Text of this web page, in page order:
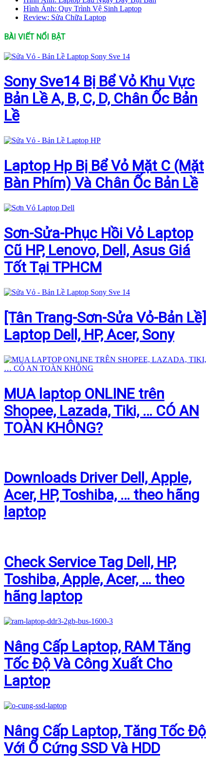
Hình Ảnh: Quy Trình Vệ Sinh Laptop
Review: Sửa Chữa Laptop
BÀI VIẾT NỔI BẬT
Sony Sve14 Bị Bể Vỏ Khu Vực
Bản Lề A, B, C, D, Chân Ốc Bản
Lề
Laptop Hp Bị Bể Vỏ Mặt C (Mặt
Bàn Phím) Và Chân Ốc Bản Lề
Sơn-Sửa-Phục Hồi Vỏ Laptop
Cũ HP, Lenovo, Dell, Asus Giá
Tốt Tại TPHCM
[Tân Trang-Sơn-Sửa Vỏ-Bản Lề]
Laptop Dell, HP, Acer, Sony
MUA laptop ONLINE trên
Shopee, Lazada, Tiki, … CÓ AN
TOÀN KHÔNG?
Downloads Driver Dell, Apple,
Acer, HP, Toshiba, … theo hãng
laptop
Check Service Tag Dell, HP,
Toshiba, Apple, Acer, … theo
hãng laptop
Nâng Cấp Laptop, RAM Tăng
Tốc Độ Và Công Xuất Cho
Laptop
Nâng Cấp Laptop, Tăng Tốc Độ
Với Ổ Cứng SSD Và HDD